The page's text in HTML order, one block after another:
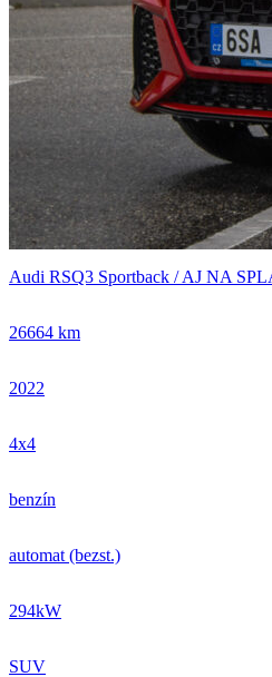
Audi RSQ3 Sportback / AJ NA
26664 km
2022
4x4
benzín
automat (bezst.)
294kW
SUV